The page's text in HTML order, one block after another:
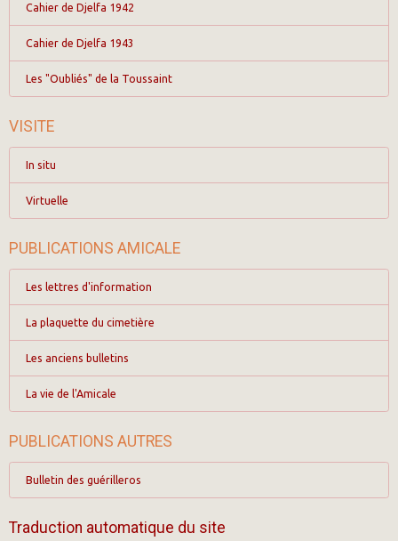
Cahier de Djelfa 1942
Cahier de Djelfa 1943
Les "Oubliés" de la Toussaint
VISITE
In situ
Virtuelle
PUBLICATIONS AMICALE
Les lettres d'information
La plaquette du cimetière
Les anciens bulletins
La vie de l'Amicale
PUBLICATIONS AUTRES
Bulletin des guérilleros
Traduction automatique du site